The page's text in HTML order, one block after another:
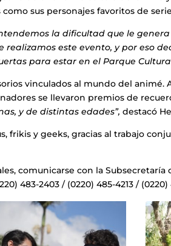
sus personajes favoritos de
la dificultad que le
este evento, y por eso
para estar en el Parque
vinculados al mundo del animé.
se llevaron premios de
y de distintas edades”, destacó
frikis y geeks, gracias al trabajo
comunicarse con la Subsecretaría
483-2403 / (0220) 485-4213 / (0220)